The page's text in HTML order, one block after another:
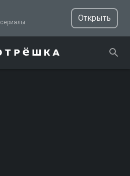
ТВ, фильмы и сериалы
Открыть